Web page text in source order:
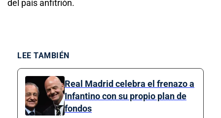
del país anfitrión.
LEE TAMBIÉN
Real Madrid celebra el frenazo a
Infantino con su propio plan de
fondos